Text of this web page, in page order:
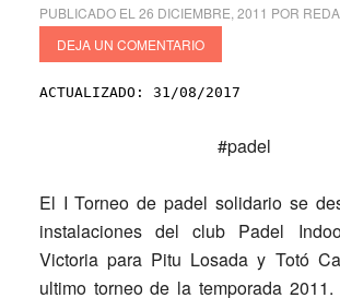
PUBLICADO EL 26 DICIEMBRE, 2011 POR
DEJA UN COMENTARIO
ACTUALIZADO: 31/08/2017
#padel
El I Torneo de padel solidario se
instalaciones del club Padel
Victoria para Pitu Losada y Totó
ultimo torneo de la temporada